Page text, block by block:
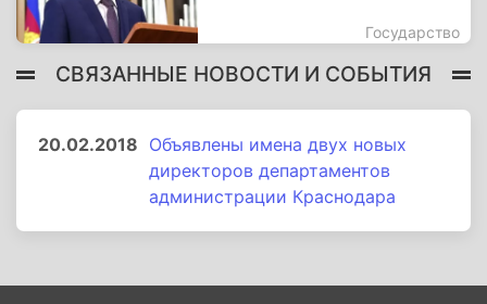
Государство
СВЯЗАННЫЕ НОВОСТИ И СОБЫТИЯ
20.02.2018 Объявлены имена двух новых
директоров департаментов
администрации Краснодара